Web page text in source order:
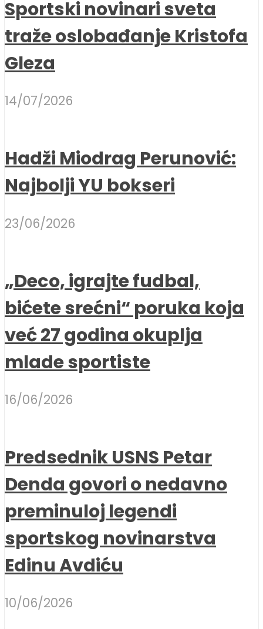
Sportski novinari sveta
traže oslobađanje Kristofa
Gleza
14/07/2026
Hadži Miodrag Perunović:
Najbolji YU bokseri
23/06/2026
„Deco, igrajte fudbal,
bićete srećni“ poruka koja
već 27 godina okuplja
mlade sportiste
16/06/2026
Predsednik USNS Petar
Denda govori o nedavno
preminuloj legendi
sportskog novinarstva
Edinu Avdiću
10/06/2026